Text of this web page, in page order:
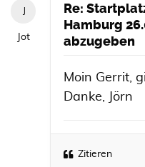
Jot
Re:
Hamburg
abzugeben
Moin Gerrit,
Danke, Jörn
Zitieren